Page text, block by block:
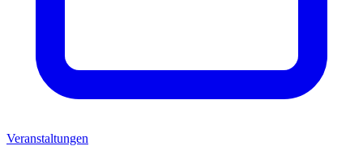
Veranstaltungen